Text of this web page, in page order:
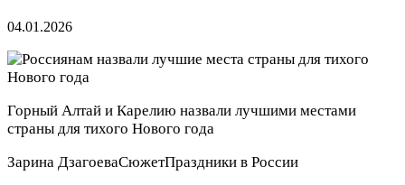
04.01.2026
Горный Алтай и Карелию назвали лучшими местами
страны для тихого Нового года
Зарина ДзагоеваСюжетПраздники в России